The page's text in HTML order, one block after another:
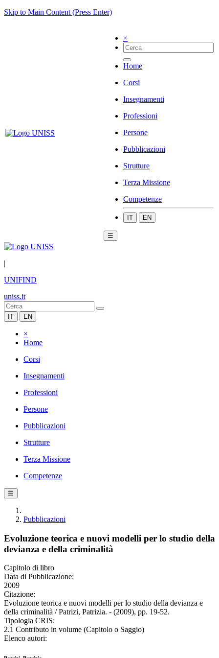
Skip to Main Content (Press Enter)
×
Home
Corsi
Insegnamenti
Professioni
Persone
Pubblicazioni
Strutture
Terza Missione
Competenze
IT EN
☰
|
UNIFIND
uniss.it
IT EN
×
Home
Corsi
Insegnamenti
Professioni
Persone
Pubblicazioni
Strutture
Terza Missione
Competenze
☰
Pubblicazioni
Evoluzione teorica e nuovi modelli per lo studio della
devianza e della criminalità
Capitolo di libro
Data di Pubblicazione:
2009
Citazione:
Evoluzione teorica e nuovi modelli per lo studio della devianza e
della criminalità / Patrizi, Patrizia. - (2009), pp. 19-52.
Tipologia CRIS:
2.1 Contributo in volume (Capitolo o Saggio)
Elenco autori: